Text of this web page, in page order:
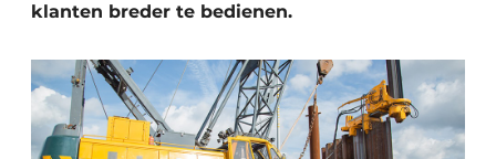
Machines & Materieel
klanten breder te bedienen.